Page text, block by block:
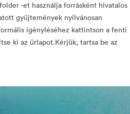
-et használja forrásként hivatalos
gyűjtemények nyilvánosan
igényléséhez kattintson a fenti
ki az űrlapot.Kérjük, tartsa be az